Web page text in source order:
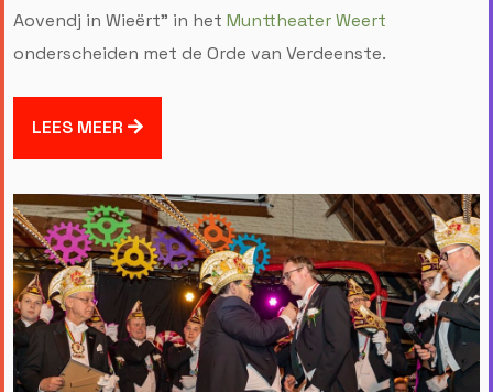
Aovendj in Wieërt" in het Munttheater Weert
onderscheiden met de Orde van Verdeenste.
LEES MEER